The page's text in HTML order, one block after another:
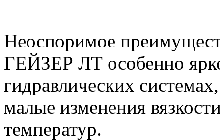
Неоспоримое
ГЕЙЗЕР ЛТ особенно
гидравлических
малые изменения
температур.